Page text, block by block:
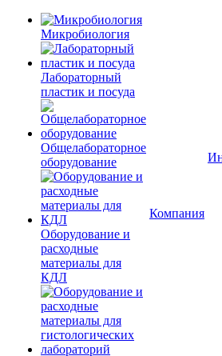
Микробиология
Лабораторный
пластик и посуда
Общелабораторное
оборудование
Оборудование и
расходные
материалы для
КДЛ
Компания